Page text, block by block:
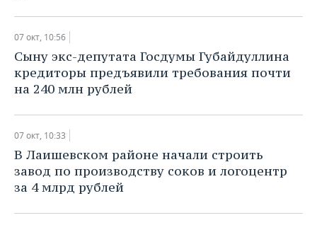
07 окт, 10:56
​Сыну экс-депутата Госдумы Губайдуллина
кредиторы предъявили требования почти
на 240 млн рублей
07 окт, 10:33
​В Лаишевском районе начали строить
завод по производству соков и логоцентр
за 4 млрд рублей